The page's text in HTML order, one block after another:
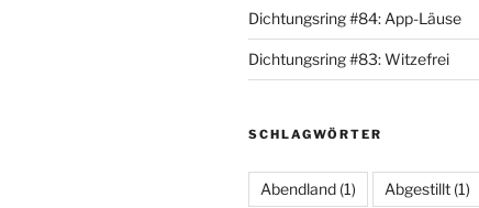
Dichtungsring #84: App-Läuse
Dichtungsring #83: Witzefrei
SCHLAGWÖRTER
Abendland(1) Abgestillt(1)